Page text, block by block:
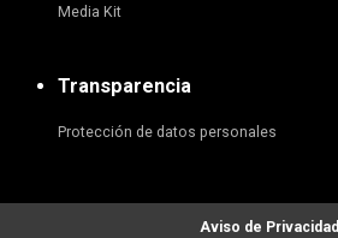
Media Kit
Transparencia
Protección de datos personales
Aviso de Privacidad